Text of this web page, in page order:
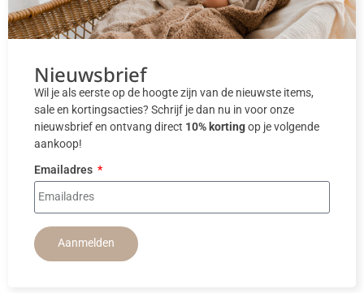
Nieuwsbrief
Wil je als eerste op de hoogte zijn van de nieuwste items,
sale en kortingsacties? Schrijf je dan nu in voor onze
nieuwsbrief en ontvang direct 10% kortingop je volgende
aankoop!
Emailadres
Aanmelden